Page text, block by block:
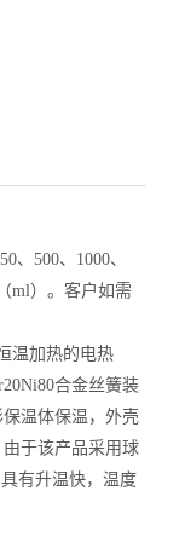
、500、1000、
ml）。客户如需
温加热的电热
合金丝簧装
温体保温，外壳
于该产品采用球
有升温快，温度